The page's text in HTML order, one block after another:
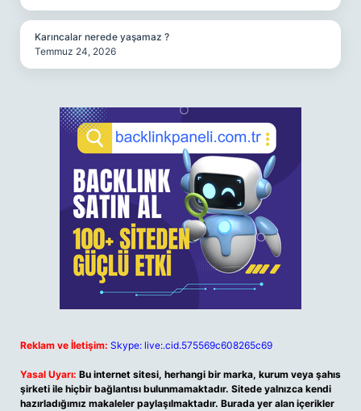
Karıncalar nerede yaşamaz ?
Temmuz 24, 2026
Reklam ve İletişim: Skype: live:.cid.575569c608265c69
Yasal Uyarı: Bu internet sitesi, herhangi bir marka, kurum veya şahıs
şirketi ile hiçbir bağlantısı bulunmamaktadır. Sitede yalnızca kendi
hazırladığımız makaleler paylaşılmaktadır. Burada yer alan içerikler